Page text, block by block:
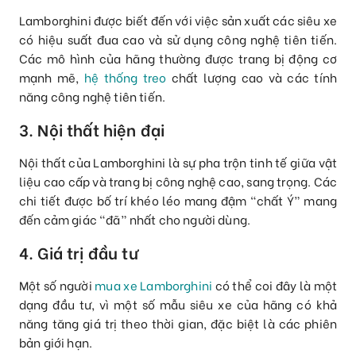
Lamborghini được biết đến với việc sản xuất các siêu xe
có hiệu suất đua cao và sử dụng công nghệ tiên tiến.
Các mô hình của hãng thường được trang bị động cơ
mạnh mẽ, hệ thống treo chất lượng cao và các tính
năng công nghệ tiên tiến.
3. Nội thất hiện đại
Nội thất của Lamborghini là sự pha trộn tinh tế giữa vật
liệu cao cấp và trang bị công nghệ cao, sang trọng. Các
chi tiết được bố trí khéo léo mang đậm “chất Ý” mang
đến cảm giác “đã” nhất cho người dùng.
4. Giá trị đầu tư
Một số người mua xe Lamborghini có thể coi đây là một
dạng đầu tư, vì một số mẫu siêu xe của hãng có khả
năng tăng giá trị theo thời gian, đặc biệt là các phiên
bản giới hạn.